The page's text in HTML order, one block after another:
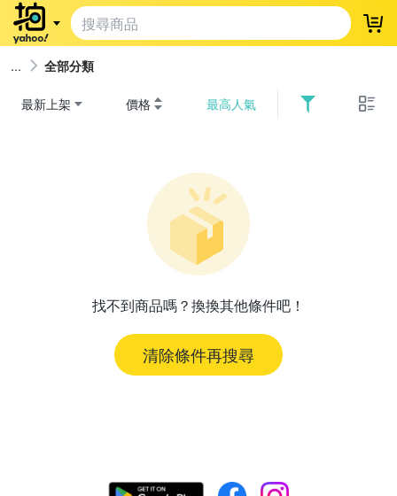
登
全部分類
最新上架 價格 最高人氣
找不到商品嗎？換換其他條件吧！
清除條件再搜尋